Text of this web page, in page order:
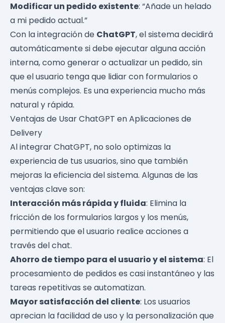
Modificar un pedido existente: “Añade un helado
a mi pedido actual.”
Con la integración de ChatGPT, el sistema decidirá
automáticamente si debe ejecutar alguna acción
interna, como generar o actualizar un pedido, sin
que el usuario tenga que lidiar con formularios o
menús complejos. Es una experiencia mucho más
natural y rápida.
Ventajas de Usar ChatGPT en Aplicaciones de
Delivery
Al integrar ChatGPT, no solo optimizas la
experiencia de tus usuarios, sino que también
mejoras la eficiencia del sistema. Algunas de las
ventajas clave son:
Interacción más rápida y fluida: Elimina la
fricción de los formularios largos y los menús,
permitiendo que el usuario realice acciones a
través del chat.
Ahorro de tiempo para el usuario y el sistema: El
procesamiento de pedidos es casi instantáneo y las
tareas repetitivas se automatizan.
Mayor satisfacción del cliente: Los usuarios
aprecian la facilidad de uso y la personalización que